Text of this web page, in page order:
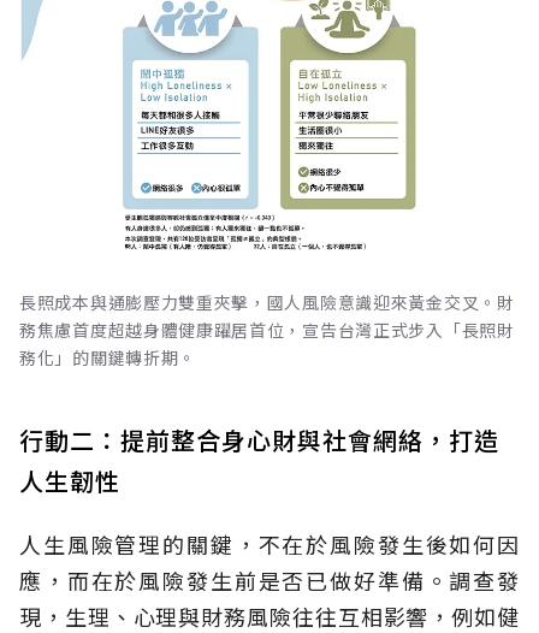
長照成本與通膨壓力雙重夾擊，國人風險意識迎來黃金交叉。財
務焦慮首度超越身體健康躍居首位，宣告台灣正式步入「長照財
務化」的關鍵轉折期。
行動二：提前整合身心財與社會網絡，打造
人生韌性
人生風險管理的關鍵，不在於風險發生後如何因
應，而在於風險發生前是否已做好準備。調查發
現，生理、心理與財務風險往往互相影響，例如健